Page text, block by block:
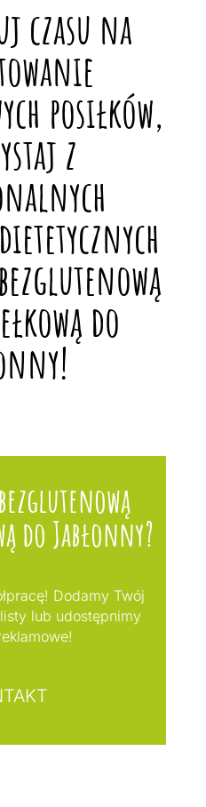
czasu na
posiłków,
z
do
do Jabłonny?
Dodamy Twój
lub udostępnimy